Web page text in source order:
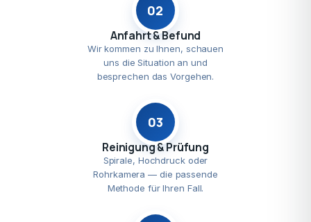
02
Anfahrt & Befund
Wir kommen zu Ihnen, schauen
uns die Situation an und
besprechen das Vorgehen.
03
Reinigung & Prüfung
Spirale, Hochdruck oder
Rohrkamera — die passende
Methode für Ihren Fall.